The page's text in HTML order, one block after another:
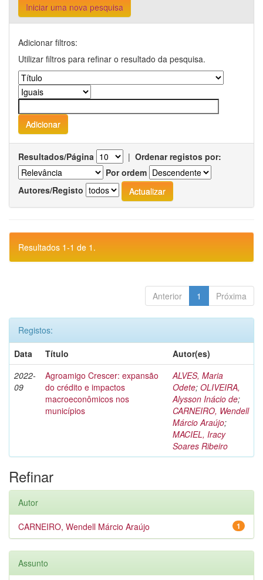
Iniciar uma nova pesquisa
Adicionar filtros:
Utilizar filtros para refinar o resultado da pesquisa.
Resultados/Página | Ordenar registos por:
Por ordem
Autores/Registo
Resultados 1-1 de 1.
Anterior 1 Próxima
Registos:
Data
Título
Autor(es)
2022-
09
Agroamigo Crescer: expansão
do crédito e impactos
macroeconômicos nos
municípios
ALVES, Maria
Odete; OLIVEIRA,
Alysson Inácio de;
CARNEIRO, Wendell
Márcio Araújo;
MACIEL, Iracy
Soares Ribeiro
Refinar
Autor
1
CARNEIRO, Wendell Márcio Araújo
Assunto